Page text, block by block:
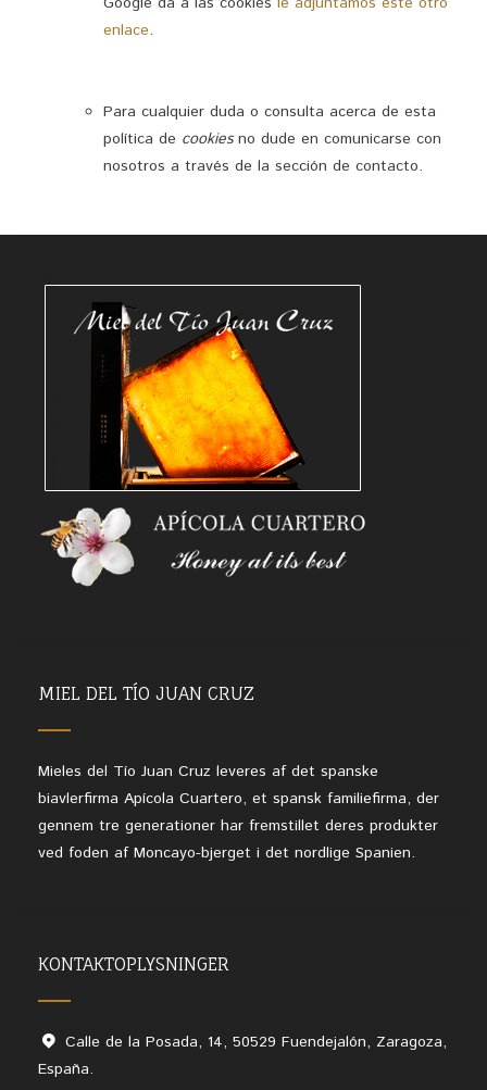
enlace.
Para cualquier duda o consulta acerca de esta
política de cookiesno dude en comunicarse con
nosotros a través de la sección de contacto.
MIEL DEL TÍO JUAN CRUZ
Mieles del Tío Juan Cruz leveres af det spanske
biavlerfirma Apícola Cuartero, et spansk familiefirma, der
gennem tre generationer har fremstillet deres produkter
ved foden af Moncayo-bjerget i det nordlige Spanien.
KONTAKTOPLYSNINGER
Calle de la Posada, 14, 50529 Fuendejalón, Zaragoza,
España.